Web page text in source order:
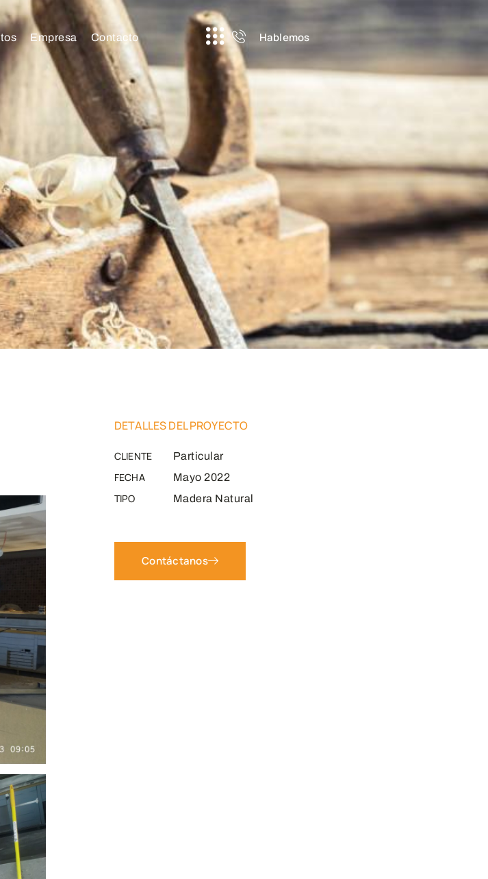
Empresa Contacto Hablemos
DETALLES DEL PROYECTO
CLIENTE Particular
FECHA Mayo 2022
TIPO Madera Natural
Contáctanos